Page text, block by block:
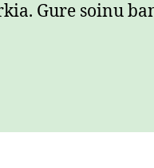
Gure soinu